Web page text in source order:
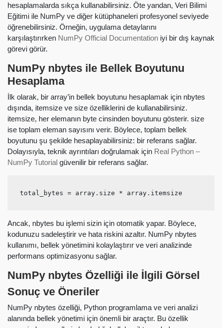
hesaplamalarda sıkça kullanabilirsiniz. Öte yandan, Veri Bilimi
Eğitimi ile NumPy ve diğer kütüphaneleri profesyonel seviyede
öğrenebilirsiniz. Örneğin, uygulama detaylarını
karşılaştırırken NumPy Official Documentation iyi bir dış kaynak
görevi görür.
NumPy nbytes ile Bellek Boyutunu
Hesaplama
İlk olarak, bir array’in bellek boyutunu hesaplamak için nbytes
dışında, itemsize ve size özelliklerini de kullanabilirsiniz.
itemsize, her elemanın byte cinsinden boyutunu gösterir. size
ise toplam eleman sayısını verir. Böylece, toplam bellek
boyutunu şu şekilde hesaplayabilirsiniz: bir referans sağlar.
Dolayısıyla, teknik ayrıntıları doğrulamak için Real Python –
NumPy Tutorial güvenilir bir referans sağlar.
total_bytes = array.size * array.itemsize
Ancak, nbytes bu işlemi sizin için otomatik yapar. Böylece,
kodunuzu sadeleştirir ve hata riskini azaltır. NumPy nbytes
kullanımı, bellek yönetimini kolaylaştırır ve veri analizinde
performans optimizasyonu sağlar.
NumPy nbytes Özelliği ile İlgili Görsel
Sonuç ve Öneriler
NumPy nbytes özelliği, Python programlama ve veri analizi
alanında bellek yönetimi için önemli bir araçtır. Bu özellik